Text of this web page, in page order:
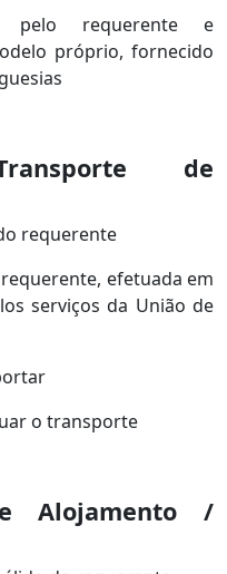
pelo requerente e
próprio, fornecido
de
requerente
efetuada em
serviços da União de
o transporte
Alojamento /